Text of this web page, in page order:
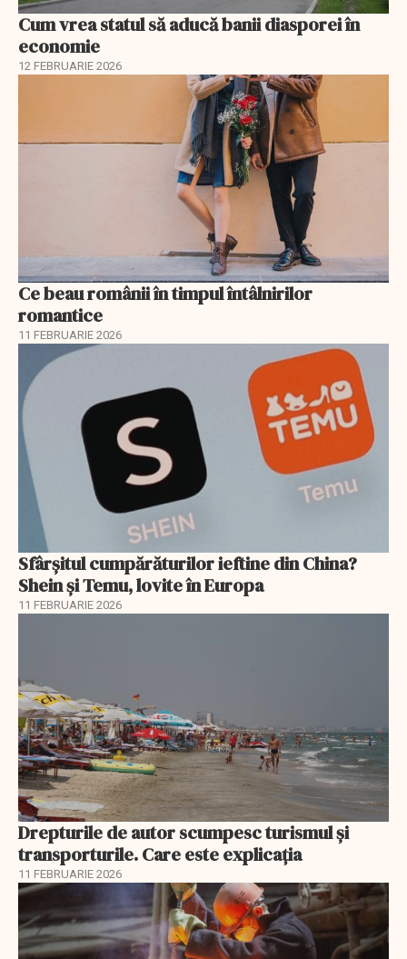
Cum vrea statul să aducă banii diasporei în
economie
12 FEBRUARIE 2026
Ce beau românii în timpul întâlnirilor
romantice
11 FEBRUARIE 2026
Sfârșitul cumpărăturilor ieftine din China?
Shein și Temu, lovite în Europa
11 FEBRUARIE 2026
Drepturile de autor scumpesc turismul și
transporturile. Care este explicația
11 FEBRUARIE 2026